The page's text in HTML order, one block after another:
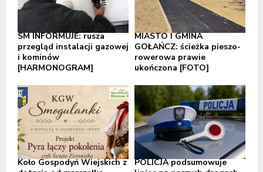
SM INFORMUJE: rusza
przegląd instalacji gazowej
i kominów
[HARMONOGRAM]
MIASTO I GMINA
GOŁAŃCZ: ścieżka pieszo-
rowerowa prawie
ukończona [FOTO]
Koło Gospodyń Wiejskich z
POLICJA podsumowuje